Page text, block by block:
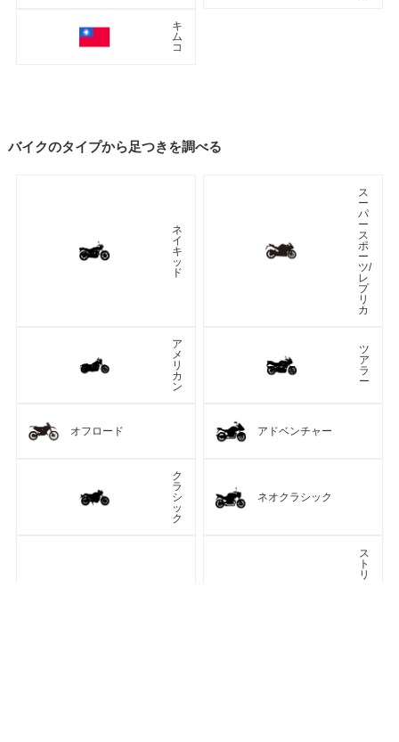
キ
ム
コ
バイクのタイプから足つきを調べる
ネ
イ
キ
ッ
ド
ス
ー
パ
ー
ス
ポ
ー
ツ/
レ
プ
リ
カ
ア
メ
リ
カ
ン
ツ
ア
ラ
ー
オフロード アドベンチャー
ク
ラ
シ
ッ
ク
ネオクラシック
ス
ト
リ